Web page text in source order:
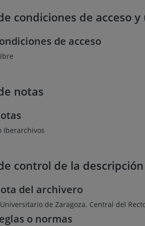
condiciones de acceso
de acceso
notas
Iberarchivos
control de la descripción
del archivero
de Zaragoza. Central del
o normas